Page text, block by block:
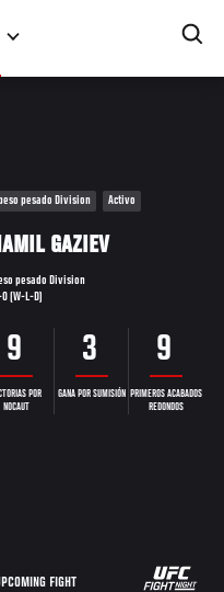
pesado Division Activo
GAZIEV
pesado Division
(W-L-D)
9
POR
NOCAUT
3
GANA POR SUMISIÓN
9
PRIMEROS ACABADOS
REDONDOS
FIGHT